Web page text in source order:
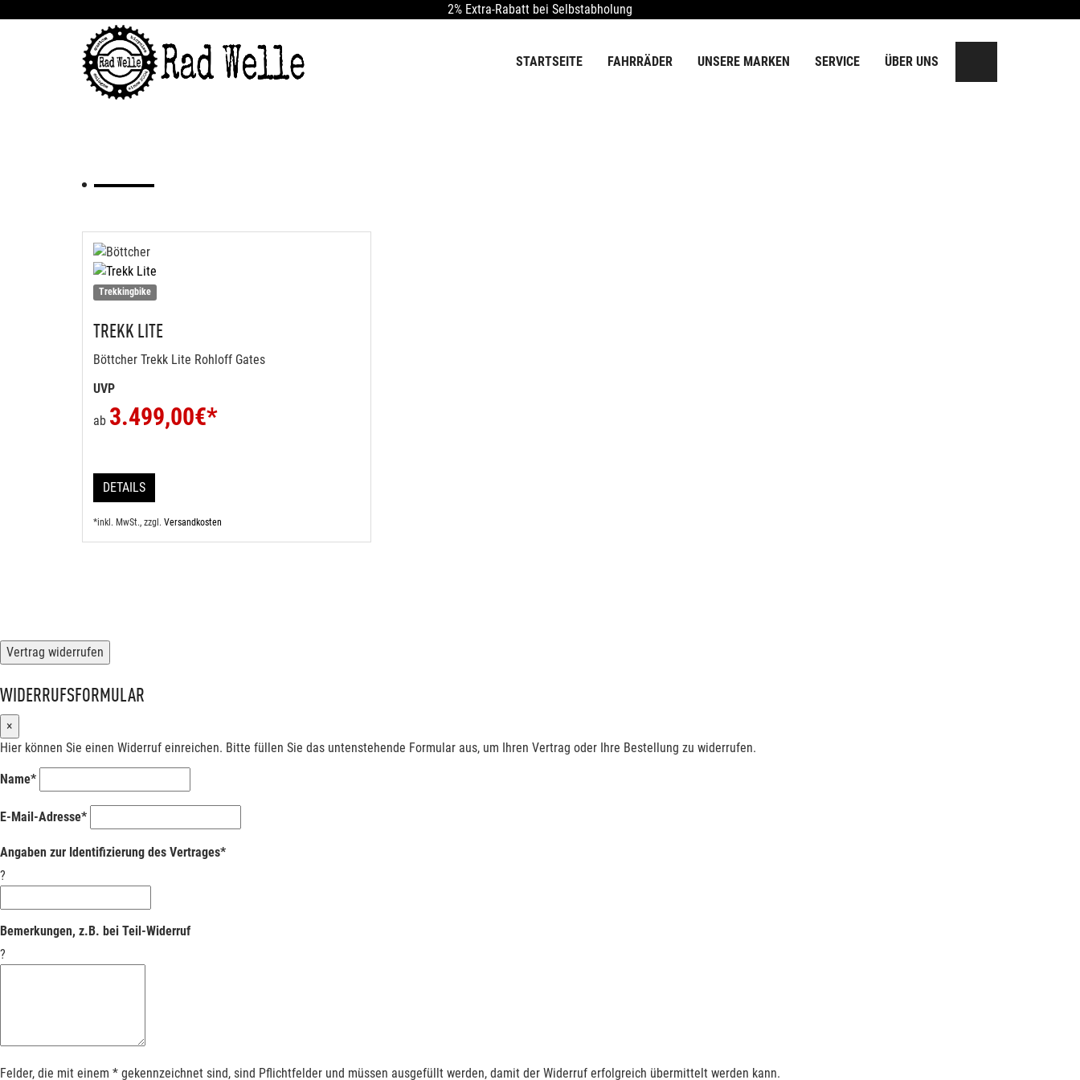
2% Extra-Rabatt bei Selbstabholung
STARTSEITE FAHRRÄDER UNSERE MARKEN SERVICE ÜBER UNS
Trekkingbike
TREKK LITE
Böttcher Trekk Lite Rohloff Gates
UVP
ab 3.499,00€*
DETAILS
*inkl. MwSt., zzgl. Versandkosten
Vertrag widerrufen
WIDERRUFSFORMULAR
×
Hier können Sie einen Widerruf einreichen. Bitte füllen Sie das untenstehende Formular aus, um Ihren Vertrag oder Ihre Bestellung zu widerrufen.
Name*
E-Mail-Adresse*
Angaben zur Identifizierung des Vertrages*
?
Bemerkungen, z.B. bei Teil-Widerruf
?
Felder, die mit einem * gekennzeichnet sind, sind Pflichtfelder und müssen ausgefüllt werden, damit der Widerruf erfolgreich übermittelt werden kann.